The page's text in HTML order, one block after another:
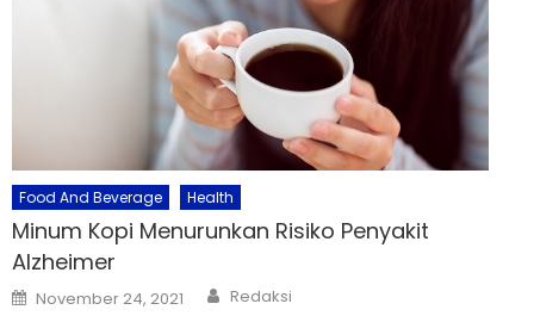
Food And Beverage Health
Minum Kopi Menurunkan Risiko Penyakit
Alzheimer
Posted
on
November 24, 2021 Author
Redaksi